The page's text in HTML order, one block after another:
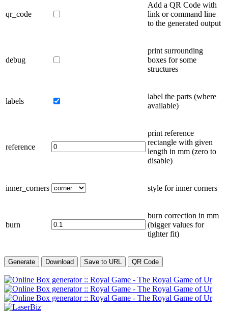
qr_code
Add a QR Code with
link or command line
to the generated output
debug
print surrounding
boxes for some
structures
labels
label the parts (where
available)
reference
print reference
rectangle with given
length in mm (zero to
disable)
inner_corners style for inner corners
burn
burn correction in mm
(bigger values for
tighter fit)
Generate Download Save to URL QR Code